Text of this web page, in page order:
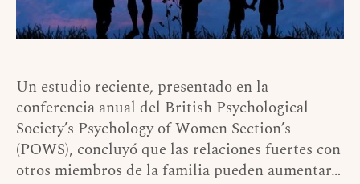
Un estudio reciente, presentado en la
conferencia anual del British Psychological
Society’s Psychology of Women Section’s
(POWS), concluyó que las relaciones fuertes con
otros miembros de la familia pueden aumentar…